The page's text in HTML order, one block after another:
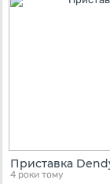
Приставка
4 роки тому